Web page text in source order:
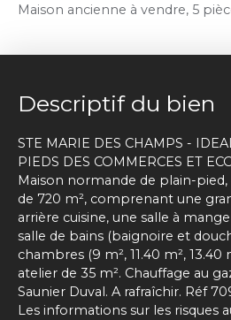
Maison ancienne à vendre, 5
Descriptif du bien
STE MARIE DES CHAMPS -
PIEDS DES COMMERCES ET
Maison normande de plain-
de 720 m², comprenant une
arrière cuisine, une salle à
salle de bains (baignoire et
chambres (9 m², 11.40 m², 13.40
atelier de 35 m². Chauffage au
Saunier Duval. A rafraîchir. Réf
Les informations sur les risques